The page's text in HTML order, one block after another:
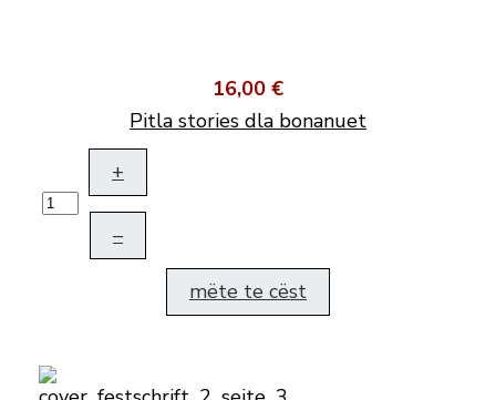
16,00 €
Pitla stories dla bonanuet
+
–
mëte te cëst